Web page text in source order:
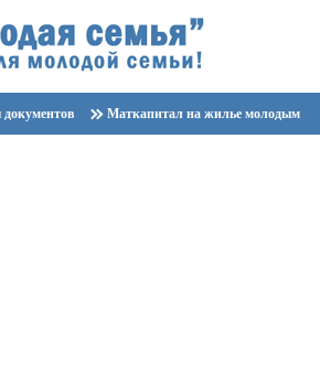
Маткапитал на жилье молодым